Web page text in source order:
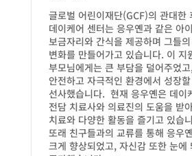
글로벌 어린이재단(GCF)의 관대한
데이케어 센터는 응우옌과 같은 아
보금자리와 간식을 제공하며 그들
변화를 만들어가고 있습니다. 이 지
부모님에게는 큰 부담을 덜어주었
안전하고 자극적인 환경에서 성장
선사했습니다. 현재 응우옌은 데이
전담 치료사와 의료진의 도움을 받
치료와 다양한 활동을 즐기고 있습
또래 친구들과의 교류를 통해 응우
크게 향상되었고, 자신감 또한 눈에